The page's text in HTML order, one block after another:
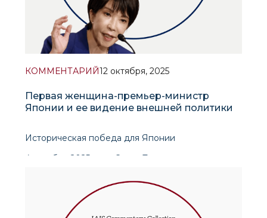
КОММЕНТАРИЙ12 октября, 2025
Первая женщина-премьер-министр
Японии и ее видение внешней политики
Историческая победа для Японии
4 октября 2025 года Санаэ Такаити одержала
демократической партии (ЛДП), опередив
Синдзиро Коидзуми со счетом 185 голосов
против 156 во втором туре. Благодаря этой
победе она стала первой женщиной-прем